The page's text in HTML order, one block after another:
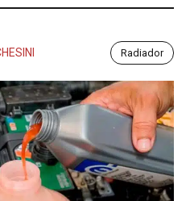
Radiador